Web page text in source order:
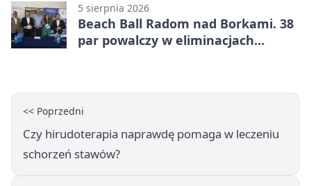
5 sierpnia 2026
Beach Ball Radom nad Borkami. 38
par powalczy w eliminacjach
<< Poprzedni
Czy hirudoterapia naprawdę pomaga w leczeniu
schorzeń stawów?